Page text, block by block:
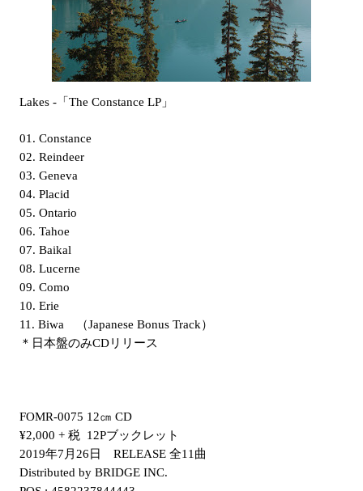
Lakes -「The Constance LP」
01. Constance
02. Reindeer
03. Geneva
04. Placid
05. Ontario
06. Tahoe
07. Baikal
08. Lucerne
09. Como
10. Erie
11. Biwa （Japanese Bonus Track）
＊日本盤のみCDリリース
FOMR-0075 12㎝ CD
¥2,000 + 税 12Pブックレット
2019年7月26日 RELEASE 全11曲
Distributed by BRIDGE INC.